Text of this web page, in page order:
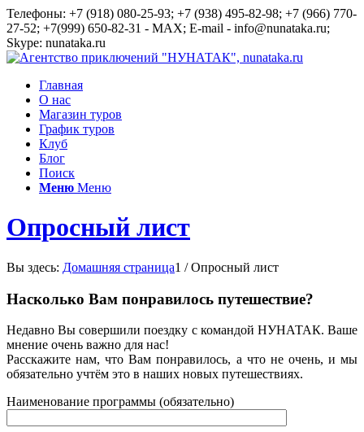
Телефоны: +7 (918) 080-25-93; +7 (938) 495-82-98; +7 (966) 770-
27-52; +7(999) 650-82-31 - MAX; E-mail - info@nunataka.ru;
Skype: nunataka.ru
Главная
О нас
Магазин туров
График туров
Клуб
Блог
Поиск
Меню Меню
Опросный лист
Вы здесь: Домашняя страница1 / Опросный лист
Насколько Вам понравилось путешествие?
Недавно Вы совершили поездку с командой НУНАТАК. Ваше
мнение очень важно для нас!
Расскажите нам, что Вам понравилось, а что не очень, и мы
обязательно учтём это в наших новых путешествиях.
Наименование программы (обязательно)